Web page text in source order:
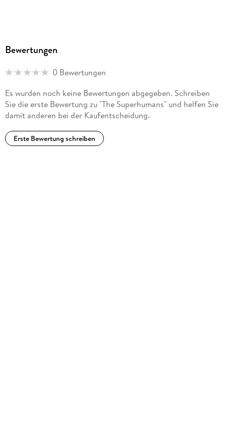
Bewertungen
0 Bewertungen
Es wurden noch keine Bewertungen abgegeben. Schreiben
Sie die erste Bewertung zu "The Superhumans" und helfen Sie
damit anderen bei der Kaufentscheidung.
Erste Bewertung schreiben